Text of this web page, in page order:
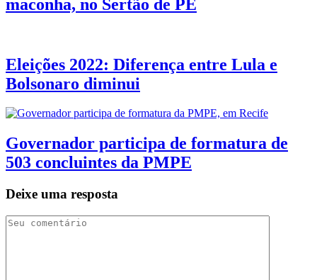
maconha, no Sertão de PE
Eleições 2022: Diferença entre Lula e
Bolsonaro diminui
Governador participa de formatura de
503 concluintes da PMPE
Deixe uma resposta